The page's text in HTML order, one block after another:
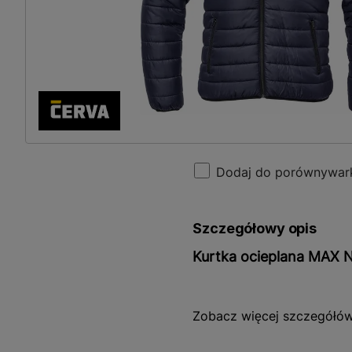
Dodaj do
Szczegółowy opis
Kurtka ocieplana MAX
Kurtka ocieplana MAX
jednocześnie ciepłej
Zobacz więcej